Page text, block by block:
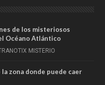
de los misteriosos
Océano Atlántico
MISTERIO
zona donde puede caer